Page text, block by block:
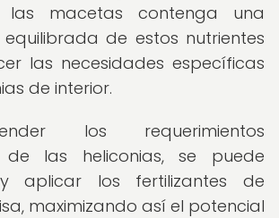
macetas contenga una
de estos nutrientes
las necesidades específicas
de interior.
los requerimientos
de las heliconias, se puede
aplicar los fertilizantes de
maximizando así el potencial